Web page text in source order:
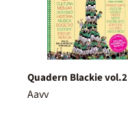
Quadern Blackie vol.2
Aavv